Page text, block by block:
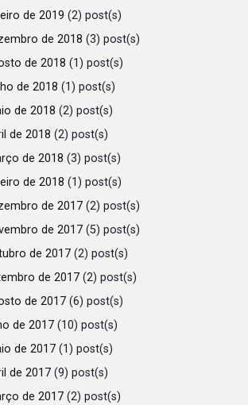
de 2019 (2) post(s)
de 2018 (3) post(s)
de 2018 (1) post(s)
de 2018 (1) post(s)
de 2018 (2) post(s)
de 2018 (2) post(s)
de 2018 (3) post(s)
de 2018 (1) post(s)
de 2017 (2) post(s)
de 2017 (5) post(s)
de 2017 (2) post(s)
de 2017 (2) post(s)
de 2017 (6) post(s)
de 2017 (10) post(s)
de 2017 (1) post(s)
de 2017 (9) post(s)
de 2017 (2) post(s)